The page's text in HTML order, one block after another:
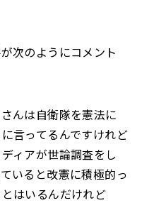
次のようにコメント
んは自衛隊を憲法に
言ってるんですけれど
ィアが世論調査をし
いると改憲に積極的っ
はいるんだけれど